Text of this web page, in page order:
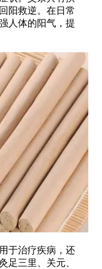
阳救逆。在日常
人体的阳气，提
于治疗疾病，还
足三里、关元、